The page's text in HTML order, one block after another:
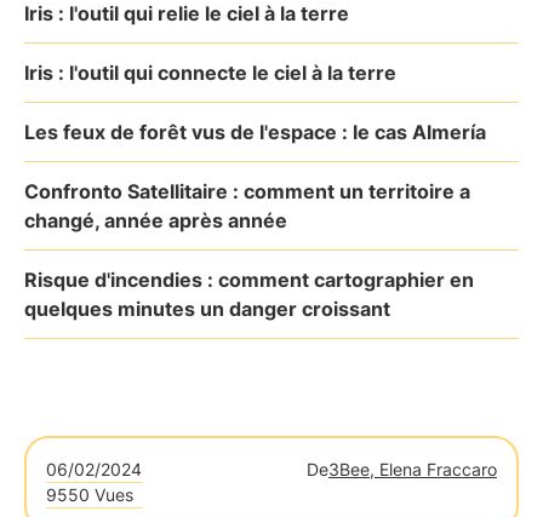
Iris : l'outil qui relie le ciel à la terre
Iris : l'outil qui connecte le ciel à la terre
Les feux de forêt vus de l'espace : le cas Almería
Confronto Satellitaire : comment un territoire a
changé, année après année
Risque d'incendies : comment cartographier en
quelques minutes un danger croissant
06/02/2024 De3Bee, Elena Fraccaro
9550 Vues